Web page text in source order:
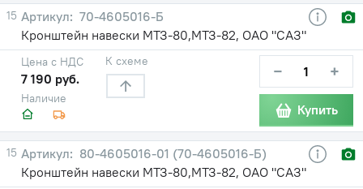
15
70-4605016-Б
Кронштейн навески МТЗ-80,МТЗ-82, ОАО "САЗ"
Наличие
Цена с НДС
7 190 руб.
К схеме − +
Купить
15
80-4605016-01 (70-4605016-Б)
Кронштейн навески МТЗ-80,МТЗ-82, ОАО "САЗ"